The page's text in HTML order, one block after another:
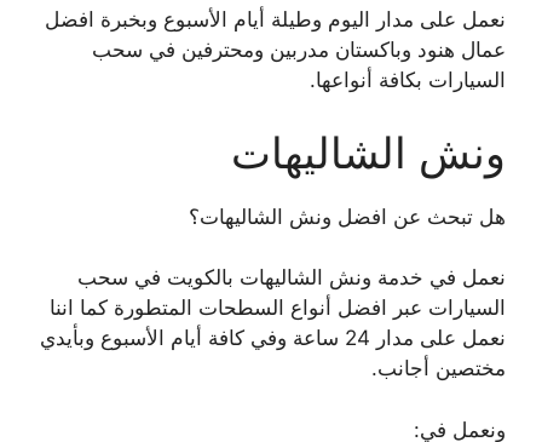
نعمل على مدار اليوم وطيلة أيام الأسبوع وبخبرة افضل
عمال هنود وباكستان مدربين ومحترفين في سحب
السيارات بكافة أنواعها.
ونش الشاليهات
هل تبحث عن افضل ونش الشاليهات؟
نعمل في خدمة ونش الشاليهات بالكويت في سحب
السيارات عبر افضل أنواع السطحات المتطورة كما اننا
نعمل على مدار 24 ساعة وفي كافة أيام الأسبوع وبأيدي
مختصين أجانب.
ونعمل في: